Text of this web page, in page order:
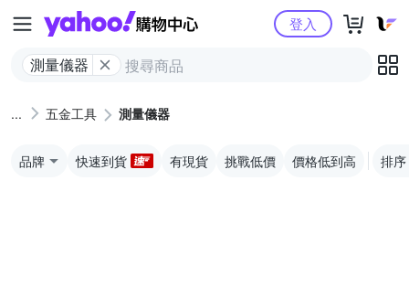
Yahoo購物中心
測量儀器
登入
五金工具 測量儀器
品牌 快速到貨 有現貨 挑戰低價 價格低到高 排序